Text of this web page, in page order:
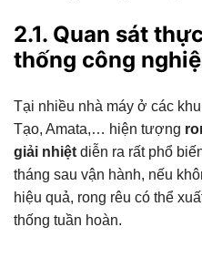
2.1. Quan sát
thống công
Tại nhiều nhà máy ở các
Tạo, Amata,… hiện tượng
giải nhiệt diễn ra rất phổ
tháng sau vận hành, nếu
hiệu quả, rong rêu có thể
thống tuần hoàn.